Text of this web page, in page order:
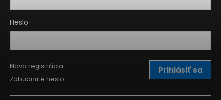
Heslo
Prihlásiť sa
Nová registrácia
Zabudnuté heslo